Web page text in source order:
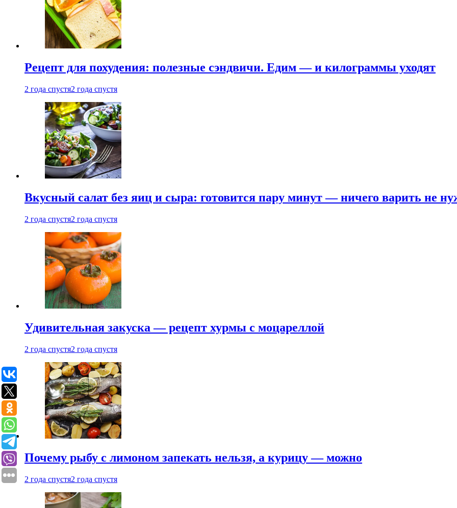
Рецепт для похудения: полезные сэндвичи. Едим — и килограммы уходят
2 года спустя2 года спустя
Вкусный салат без яиц и сыра: готовится пару минут — ничего варить не
2 года спустя2 года спустя
Удивительная закуска — рецепт хурмы с моцареллой
2 года спустя2 года спустя
Почему рыбу с лимоном запекать нельзя, а курицу — можно
2 года спустя2 года спустя